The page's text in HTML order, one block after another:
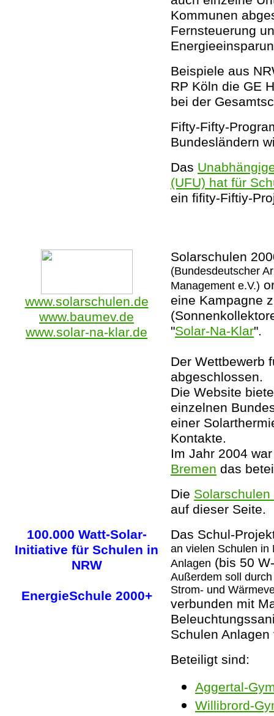
Kommunen
Fernsteuerung
Beispiele aus
RP Köln die GE
bei der
Fifty-Fifty-
Bundesländern
Das
(UFU) hat für
ein fifity-Fiftiy-
www.solarschulen.de
www.baumev.de
www.solar-na-klar.de
Solarschulen
(Bundesdeutscher
Management e.V.)
eine Kampagne
"Solar-Na-Klar".
Der Wettbewerb
abgeschlossen.
Die Website
einzelnen
einer
Kontakte.
Im Jahr 2004
Bremen das
Die Solarschulen
auf dieser Seite.
100.000 Watt-Solar-
Initiative für Schulen in
NRW
EnergieSchule 2000+
Das Schul-
an vielen Schulen in
Anlagen (bis 50
Außerdem soll
Strom- und
verbunden mit
Schulen
Beteiligt sind:
Aggertal-
Willibrord-